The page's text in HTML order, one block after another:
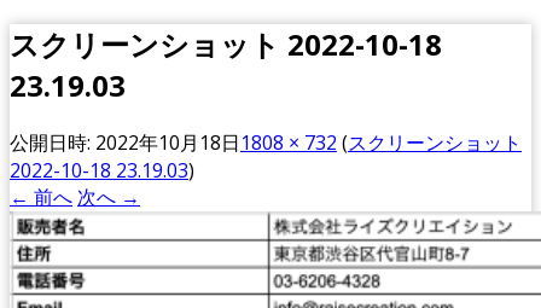
スクリーンショット 2022-10-18
23.19.03
公開日時: 2022年10月18日1808 × 732 (スクリーンショット
2022-10-18 23.19.03)
← 前へ 次へ →